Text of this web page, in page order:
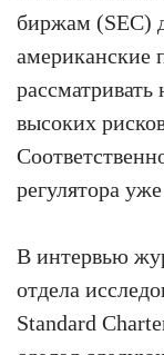
биржам (SEC)
американские
высоких
регулятора
В интервью
отдела
Standard